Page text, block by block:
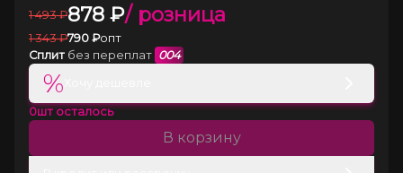
1 493 ₽878 ₽/ розница
1 343 ₽790 ₽опт
Сплит без переплат 004
%
0шт осталось
В корзину